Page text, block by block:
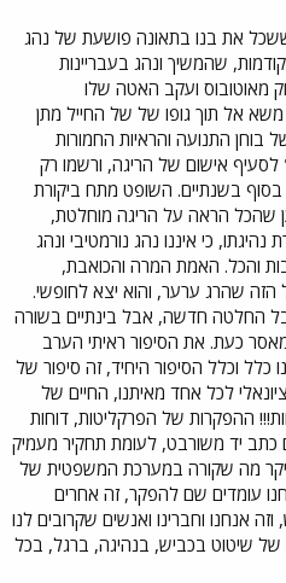
את בנו בתאונה פושעת של נהג
עם 35 הרשעות קודמות, שהמשיך ונהג בעבריינות
מאוטובוס ועקב האטה שלו
הסיט הנהג 50 טון משא אל תוך גופו של של החייל מתן
בוחן התנועה והראיות החמורות
לסעיף אישום של הריגה, ורשמו רק
בשנתיים. השופט מתח ביקורת
שהכל הראה על הריגה מוחלטת,
כי איננו נהג נורמטיבי ונהג
והכל. האמת המרה והכואבת,
הזה שהרג ערער, והוא יצא לחופשי.
החלטה חדשה, אבל בינתיים בשורה
כעת. את הסיפור ראיתי הערב
ה-1, וזה איננו כלל וכלל הסיפור היחיד, זה סיפור של
לכל אחד מאיתנו, החיים של
ההפקרות של הפרקליטות, דוחות
כתב יד משורבט, לעומת תחקיר מעמיק
מה שקורה במערכת המשפטית של
עומדים שם להפקר, זה אחרים
אנחנו וחברינו ואנשים שקרובים לנו
של שיטוט בכביש, בנהיגה, ברגל, בכל